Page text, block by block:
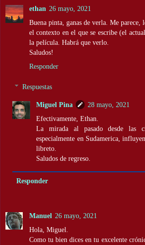
ethan 26 mayo, 2021
Buena pinta, ganas de verla. Me parece,
el contexto en el que se escribe (el
la película. Habrá que verlo.
Saludos!
Responder
Respuestas
Miguel Pina
28 mayo, 2021
Efectivamente, Ethan.
La mirada al pasado desde las
especialmente en Sudamerica,
libreto.
Saludos de regreso.
Responder
Manuel 26 mayo, 2021
Hola, Miguel.
Como tu bien dices en tu excelente